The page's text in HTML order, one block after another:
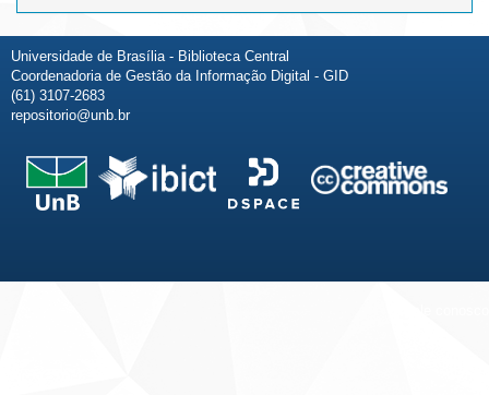
Universidade de Brasília - Biblioteca Central
Coordenadoria de Gestão da Informação Digital - GID
(61) 3107-2683
repositorio@unb.br